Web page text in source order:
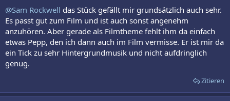
@Sam Rockwell das Stück gefällt mir grundsätzlich auch sehr.
Es passt gut zum Film und ist auch sonst angenehm
anzuhören. Aber gerade als Filmtheme fehlt ihm da einfach
etwas Pepp, den ich dann auch im Film vermisse. Er ist mir da
ein Tick zu sehr Hintergrundmusik und nicht aufdringlich
genug.
Zitieren